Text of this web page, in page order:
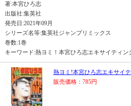
著:本宮ひろ志
出版社:集英社
発売日:2021年09月
シリーズ名等:集英社ジャンプリミックス
巻数:1巻
キーワード:熱ヨミ！本宮ひろ志エキサイティン
熱ヨミ!本宮ひろ志エキサイ
販売価格：785円